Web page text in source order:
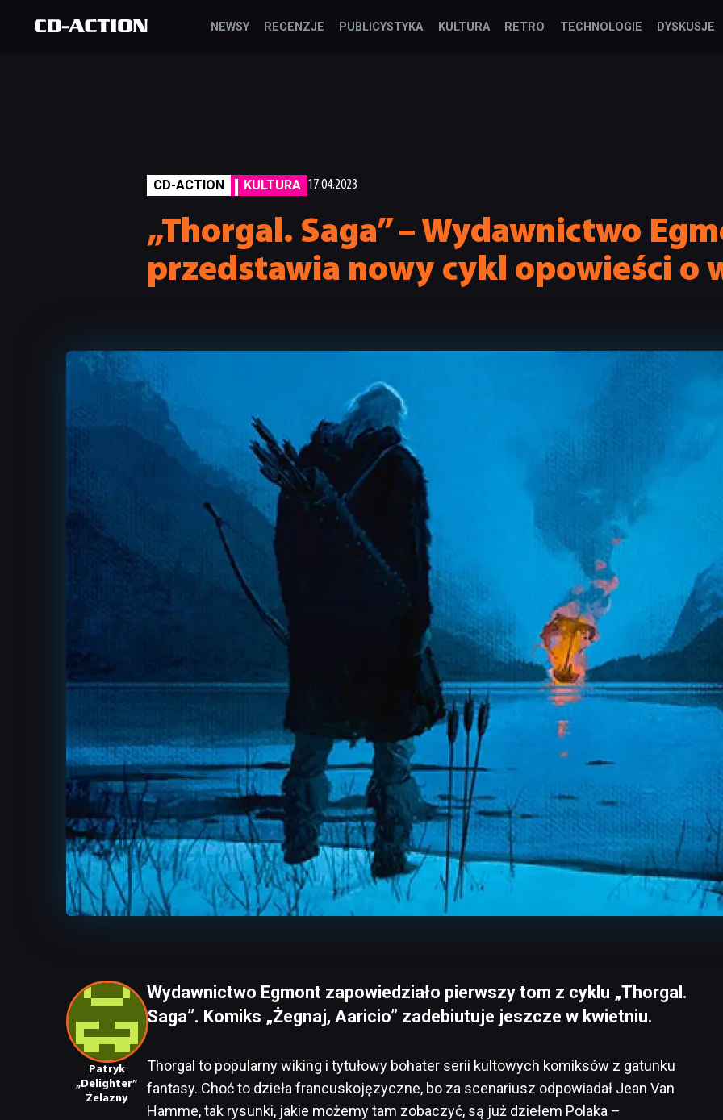
NEWSY RECENZJE PUBLICYSTYKA KULTURA RETRO TECHNOLOGIE DYSKUSJE
CD-ACTION KULTURA 17.04.2023
„Thorgal. Saga” – Wydawnictwo
przedstawia nowy cykl opowieści o
Patryk
„Delighter”
Żelazny
Wydawnictwo Egmont zapowiedziało pierwszy tom z cyklu „Thorgal.
Saga”. Komiks „Żegnaj, Aaricio” zadebiutuje jeszcze w kwietniu.
Thorgal to popularny wiking i tytułowy bohater serii kultowych komiksów z gatunku
fantasy. Choć to dzieła francuskojęzyczne, bo za scenariusz odpowiadał Jean Van
Hamme, tak rysunki, jakie możemy tam zobaczyć, są już dziełem Polaka –